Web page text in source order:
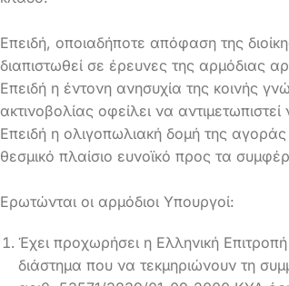
Επειδή, οποιαδήποτε απόφαση της
διαπιστωθεί σε έρευνες της αρμόδιας
Επειδή η έντονη ανησυχία της κοινής
ακτινοβολίας οφείλει να
Επειδή η ολιγοπωλιακή δομή της αγοράς
θεσμικό πλαίσιο ευνοϊκό προς τα
Ερωτώνται οι αρμόδιοι Υπουργοί:
Έχει προχωρήσει η Ελληνική
διάστημα που να τεκμηριώνουν τη